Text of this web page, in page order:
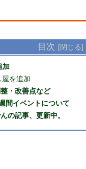
目次
加
を追加
・改善点など
間イベントについて
の記事、更新中。